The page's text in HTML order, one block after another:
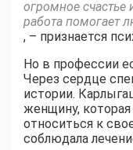
огромное счастье
работа помогает
, – признается
Но в профессии
Через сердце
истории.
женщину, которая
относиться к
соблюдала